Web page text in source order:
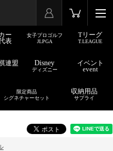
ー
表
女子プロゴルフ
JLPGA
Tリーグ
T.LEAGUE
連盟 Disney
ディズニー
イベント
event
限定商品
シグネチャーセット
収納用品
サプライ